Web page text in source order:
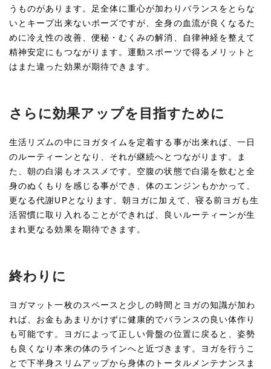
うものがあります。足全体に重心が加わりバランスをとらな
いとキープ出来ないポーズですが、全身の血流が良くなるた
めに冷え性の改善、便秘・むくみの解消、自律神経を整えて
精神安定にもつながります。運動スポーツで得るメリットと
はまた違った効果が期待できます。
さらに効果アップを目指すために
生活リズムの中にヨガタイムを定着する事が出来れば、一日
のルーティーンとなり、それが継続へとつながります。ま
た、朝の白湯もオススメです。空腹の状態で白湯を飲むと全
身のぬくもりを感じる事ができ、体のエンジンもかかって、
更なる代謝UPとなります。朝ヨガに加えて、寝る前ヨガも生
活習慣に取り入れることができれば、良いルーティーンが生
まれ更なる効果を期待できます。
終わりに
ヨガマット一枚のスペースと少しの時間とヨガの知識が加わ
れば、お金もあまりかけずに健康的でバランスの良い体作り
も可能です。ヨガによって正しい骨盤の位置に戻ると、姿勢
も良くなり本来の体のラインへと近づきます。ヨガを行うこ
とで下半身スリムアップから身体のトータルメンテナンスま